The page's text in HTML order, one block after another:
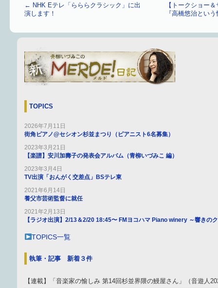
← NHK Eテレ「らららクラシック」に出
演します！
【トークショー
『高橋悠治とい
TOPICS
2026年7月11日
街角ピアノ@セシオン杉並まつり（ピアニスト6名募集）
2023年3月21日
【楽譜】安川加壽子の発表会アルバム（青柳いづみこ 編）
2023年3月4日
TV出演「おんがく交差点」BSテレ東
2021年6月14日
養父市芸術監督に就任
2021年2月13日
【ラジオ出演】2/13＆2/20 18:45〜 FMヨコハマ Piano winery ～響きの
TOPICS一覧
執筆・記事 新着３件
【連載】「音楽家の愉しみ 第14回杉並界隈の鰻屋さん」（音遊人